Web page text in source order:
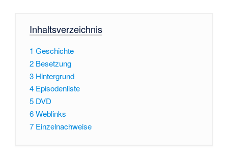
Inhaltsverzeichnis
1 Geschichte
2 Besetzung
3 Hintergrund
4 Episodenliste
5 DVD
6Weblinks
7 Einzelnachweise